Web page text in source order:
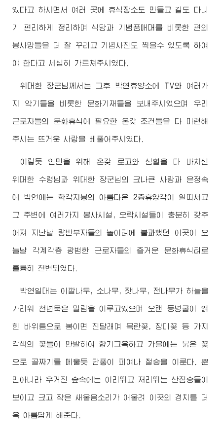
있다고 하시면서 여러 곳에 휴식장소도 만들고 길도 다니
기 편리하게 정리하며 식당과 기념품매대를 비롯한 편의
봉사망들을 더 잘 꾸리고 기념사진도 찍을수 있도록 하여
야 한다고 세심히 가르쳐주시였다.
위대한 장군님께서는 그후 박연휴양소에 TV와 여러가
지 악기들을 비롯한 문화기재들을 보내주시였으며 우리
근로자들의 문화휴식에 필요한 온갖 조건들을 다 마련해
주시는 뜨거운 사랑을 베풀어주시였다.
이렇듯 인민을 위해 온갖 로고와 심혈을 다 바치신
위대한 수령님 과 위대한 장군님 의 크나큰 사랑과 은정속
에 박연에는 학각지붕의 아름다운 2층휴양각이 일떠서고
그 주변에 여러가지 봉사시설, 오락시설들이 충분히 갖추
어져 지난날 량반부자들의 놀이터에 불과했던 이곳이 오
늘날 각계각층 광범한 근로자들의 즐거운 문화휴식터로
훌륭히 전변되였다.
박연일대는 이깔나무, 소나무, 잣나무, 전나무가 하늘을
가리워 천년묵은 밀림을 이루고있으며 오랜 등넝쿨이 얽
힌 바위틈으로 봄이면 진달래며 목란꽃, 장미꽃 등 가지
각색의 꽃들이 만발하여 향기그윽하고 가을에는 붉은 꽃
으로 골짜기를 메울듯 단풍이 피여나 절승을 이룬다. 뿐
만아니라 우거진 숲속에는 이리뛰고 저리뛰는 산짐승들이
보이고 크고 작은 새울음소리가 어울려 이곳의 경치를 더
욱 아름답게 해준다.